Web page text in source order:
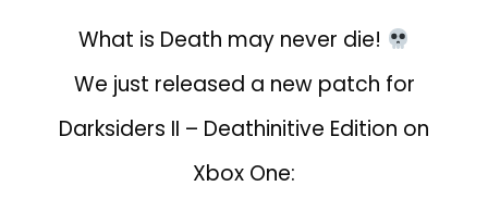
What is Death may never die!
We just released a new patch for
Darksiders II – Deathinitive Edition on
Xbox One: